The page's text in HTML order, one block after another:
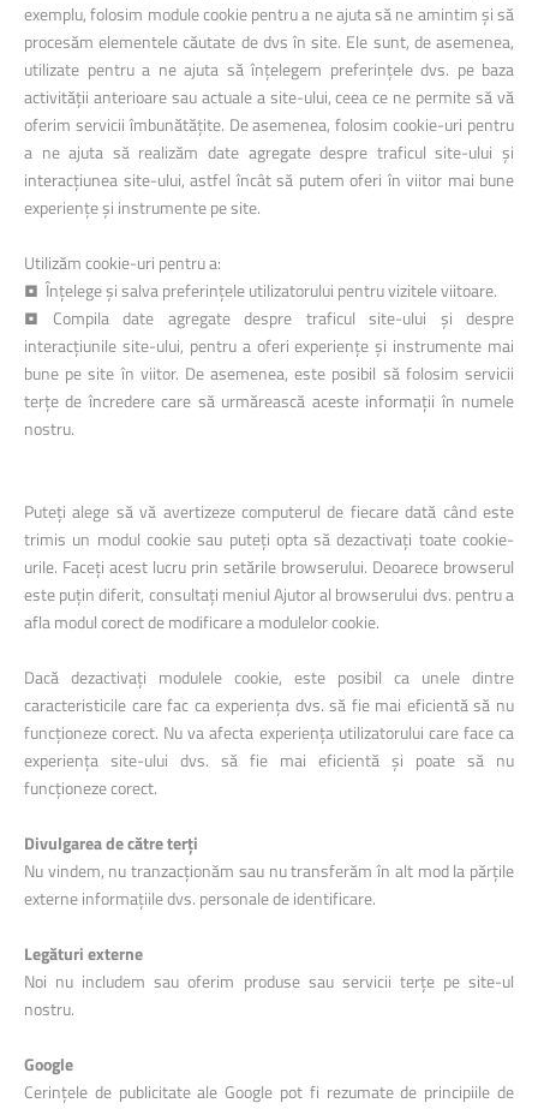
exemplu, folosim module cookie pentru a ne ajuta să ne amintim și să
procesăm elementele căutate de dvs în site. Ele sunt, de asemenea,
utilizate pentru a ne ajuta să înțelegem preferințele dvs. pe baza
activității anterioare sau actuale a site-ului, ceea ce ne permite să vă
oferim servicii îmbunătățite. De asemenea, folosim cookie-uri pentru
a ne ajuta să realizăm date agregate despre traficul site-ului și
interacțiunea site-ului, astfel încât să putem oferi în viitor mai bune
experiențe și instrumente pe site.
Utilizăm cookie-uri pentru a:
• Înțelege și salva preferințele utilizatorului pentru vizitele viitoare.
• Compila date agregate despre traficul site-ului și despre
interacțiunile site-ului, pentru a oferi experiențe și instrumente mai
bune pe site în viitor. De asemenea, este posibil să folosim servicii
terțe de încredere care să urmărească aceste informații în numele
nostru.
Puteți alege să vă avertizeze computerul de fiecare dată când este
trimis un modul cookie sau puteți opta să dezactivați toate cookie-
urile. Faceți acest lucru prin setările browserului. Deoarece browserul
este puțin diferit, consultați meniul Ajutor al browserului dvs. pentru a
afla modul corect de modificare a modulelor cookie.
Dacă dezactivați modulele cookie, este posibil ca unele dintre
caracteristicile care fac ca experiența dvs. să fie mai eficientă să nu
funcționeze corect. Nu va afecta experiența utilizatorului care face ca
experiența site-ului dvs. să fie mai eficientă și poate să nu
funcționeze corect.
Divulgarea de către terți
Nu vindem, nu tranzacționăm sau nu transferăm în alt mod la părțile
externe informațiile dvs. personale de identificare.
Legături externe
Noi nu includem sau oferim produse sau servicii terțe pe site-ul
nostru.
Google
Cerințele de publicitate ale Google pot fi rezumate de principiile de